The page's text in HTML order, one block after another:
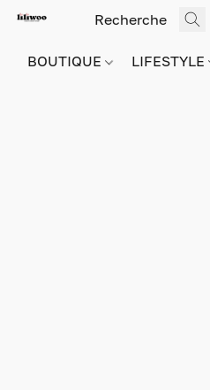
BOUTIQUE LIFESTYLE